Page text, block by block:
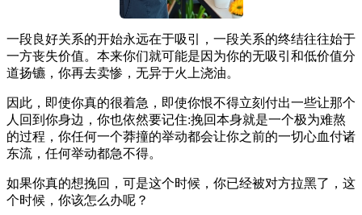
一段良好关系的开始永远在于吸引，一段关系的终结往往始于
一方丧失价值。本来你们就可能是因为你的无吸引和低价值分
道扬镳，你再去卖惨，无异于火上浇油。
因此，即使你真的很着急，即使你恨不得立刻付出一些让那个
人回到你身边，你也依然要记住:挽回本身就是一个极为难熬
的过程，你任何一个莽撞的举动都会让你之前的一切心血付诸
东流，任何举动都急不得。
如果你真的想挽回，可是这个时候，你已经被对方拉黑了，这
个时候，你该怎么办呢？